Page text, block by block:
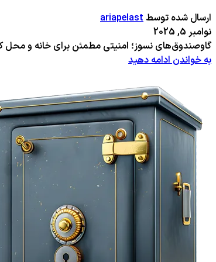
ارسال شده توسط ariapelast
نوامبر 5, 2025
گاوصندوق‌های نسوز؛ امنیتی مطمئن برای خانه و محل
به خواندن ادامه دهید